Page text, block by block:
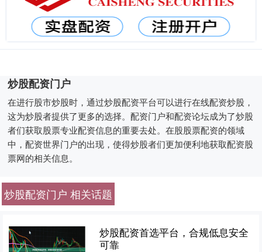
炒股配资门户
在进行股市炒股时，通过炒股配资平台可以进行在线配资炒股，
这为炒股者提供了更多的选择。配资门户和配资论坛成为了炒股
者们获取股票专业配资信息的重要去处。在股股票配资的领域
中，配资世界门户的出现，使得炒股者们更加便利地获取配资股
票网的相关信息。
炒股配资门户 相关话题
炒股配资首选平台，合规低息安全
可靠